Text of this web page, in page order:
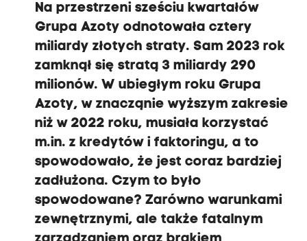
Na przestrzeni sześciu kwartałów
Grupa Azoty odnotowała cztery
miliardy złotych straty. Sam 2023 rok
zamknął się stratą 3 miliardy 290
milionów. W ubiegłym roku Grupa
Azoty, w znacząnie wyższym zakresie
niż w 2022 roku, musiała korzystać
m.in. z kredytów i faktoringu, a to
spowodowało, że jest coraz bardziej
zadłużona. Czym to było
spowodowane? Zarówno warunkami
zewnętrznymi, ale także fatalnym